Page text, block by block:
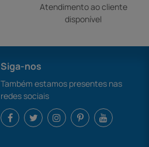
Atendimento ao cliente
disponível
Siga-nos
Também estamos presentes nas
redes sociais